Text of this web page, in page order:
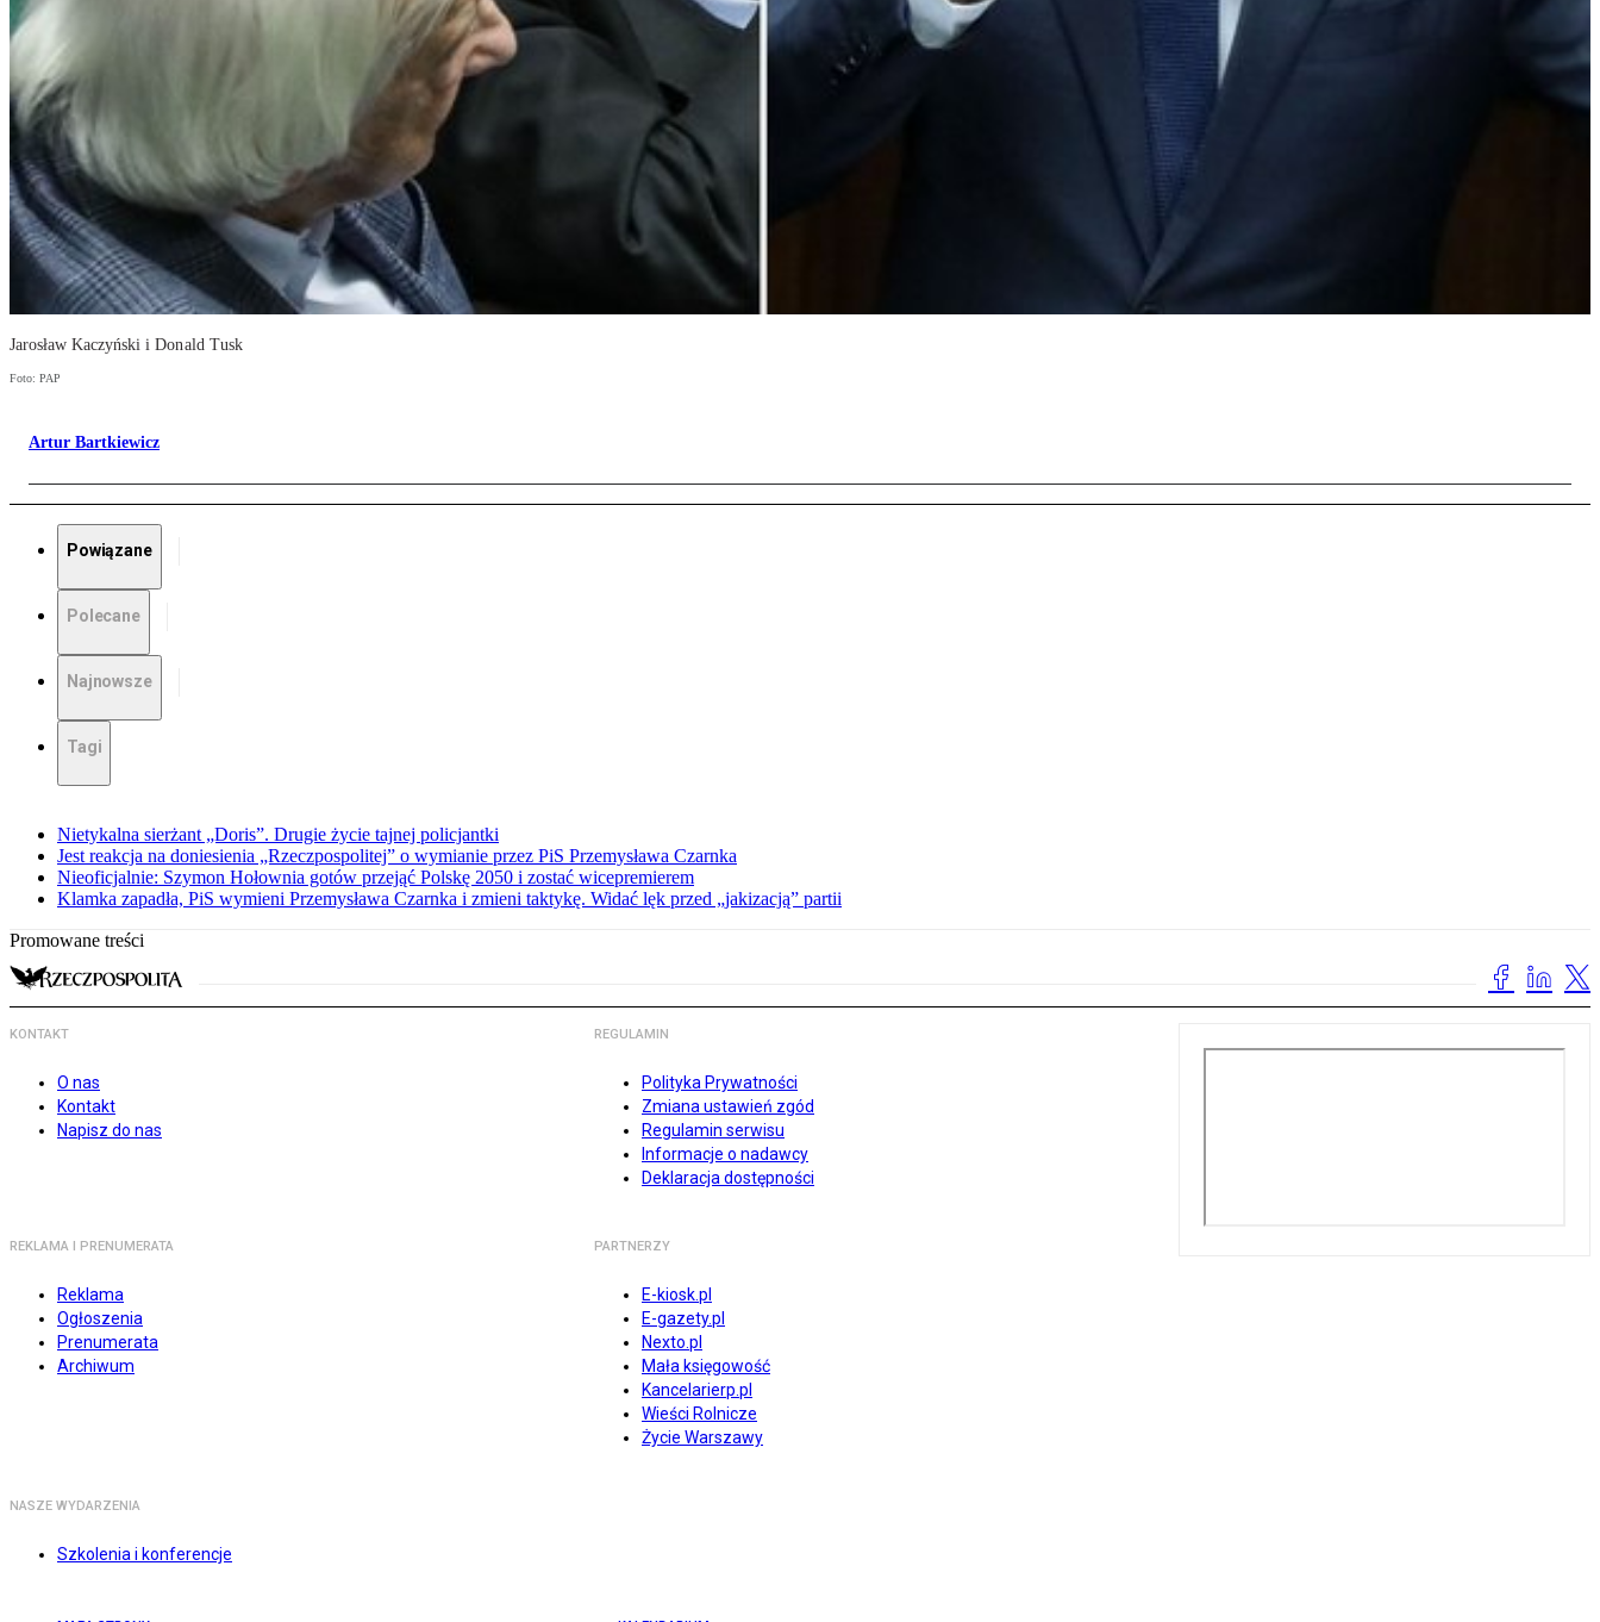
Jarosław Kaczyński i Donald Tusk
Foto: PAP
Artur Bartkiewicz
Powiązane
Polecane
Najnowsze
Tagi
Nietykalna sierżant „Doris”. Drugie życie tajnej policjantki
Jest reakcja na doniesienia „Rzeczpospolitej” o wymianie przez PiS Przemysława Czarnka
Nieoficjalnie: Szymon Hołownia gotów przejąć Polskę 2050 i zostać wicepremierem
Klamka zapadła, PiS wymieni Przemysława Czarnka i zmieni taktykę. Widać lęk przed „jakizacją” partii
Promowane treści
KONTAKT
O nas
Kontakt
Napisz do nas
REGULAMIN
Polityka Prywatności
Zmiana ustawień zgód
Regulamin serwisu
Informacje o nadawcy
Deklaracja dostępności
REKLAMA I PRENUMERATA
Reklama
Ogłoszenia
Prenumerata
Archiwum
PARTNERZY
E-kiosk.pl
E-gazety.pl
Nexto.pl
Mała księgowość
Kancelarierp.pl
Wieści Rolnicze
Życie Warszawy
NASZE WYDARZENIA
Szkolenia i konferencje